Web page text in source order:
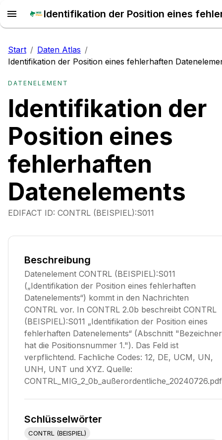
Start / Daten Atlas /
Identifikation der Position eines fehlerhaften
DATENELEMENT
Identifikation der
Position eines
fehlerhaften
Datenelements
EDIFACT ID: CONTRL (BEISPIEL):S011
Beschreibung
Datenelement CONTRL (BEISPIEL):S011
(„Identifikation der Position eines fehlerhaften
Datenelements“) kommt in den Nachrichten
CONTRL vor. In CONTRL 2.0b beschreibt CONTRL
(BEISPIEL):S011 „Identifikation der Position eines
fehlerhaften Datenelements“ (Abschnitt "Bezeichner
hat die Positionsnummer 1."). Das Feld ist
verpflichtend. Fachliche Codes: 12, DE, UCM, UN,
UNH, UNT und XYZ. Quelle:
Schlüsselwörter
CONTRL (BEISPIEL)